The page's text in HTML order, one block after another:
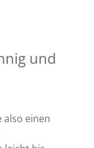
und
also einen